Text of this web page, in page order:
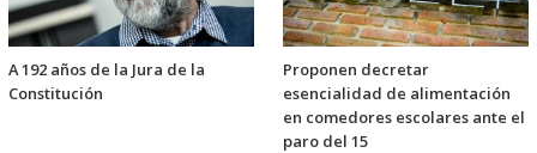
A 192 años de la Jura de la
Constitución
Proponen decretar
esencialidad de alimentación
en comedores escolares ante el
paro del 15